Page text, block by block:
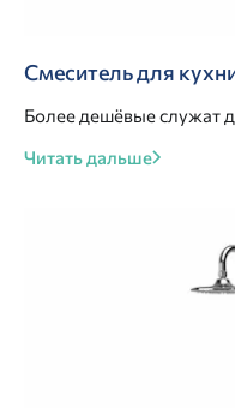
Смеситель для
Более дешёвые служат
Читать дальше